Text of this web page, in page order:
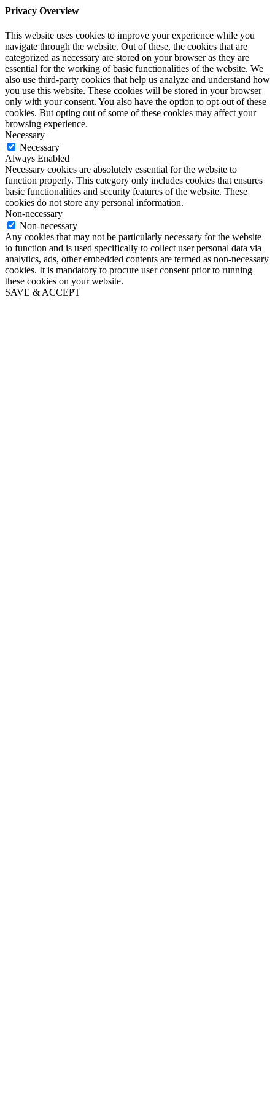
Privacy Overview
This website uses cookies to improve your experience while you
navigate through the website. Out of these, the cookies that are
categorized as necessary are stored on your browser as they are
essential for the working of basic functionalities of the website. We
also use third-party cookies that help us analyze and understand how
you use this website. These cookies will be stored in your browser
only with your consent. You also have the option to opt-out of these
cookies. But opting out of some of these cookies may affect your
browsing experience.
Necessary
Necessary
Always Enabled
Necessary cookies are absolutely essential for the website to
function properly. This category only includes cookies that ensures
basic functionalities and security features of the website. These
cookies do not store any personal information.
Non-necessary
Non-necessary
Any cookies that may not be particularly necessary for the website
to function and is used specifically to collect user personal data via
analytics, ads, other embedded contents are termed as non-necessary
cookies. It is mandatory to procure user consent prior to running
these cookies on your website.
SAVE & ACCEPT